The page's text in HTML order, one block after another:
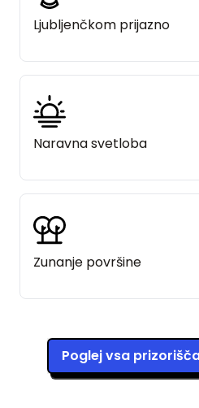
Ljubljenčkom prijazno
Naravna svetloba
Zunanje površine
Poglej vsa